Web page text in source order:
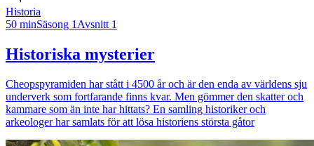
Historia
50 minSäsong 1 Avsnitt 1
Historiska mysterier
Cheopspyramiden har stått i 4500 år och är den enda av världens sju
underverk som fortfarande finns kvar. Men gömmer den skatter och
kammare som än inte har hittats? En samling historiker och
arkeologer har samlats för att lösa historiens största gåtor